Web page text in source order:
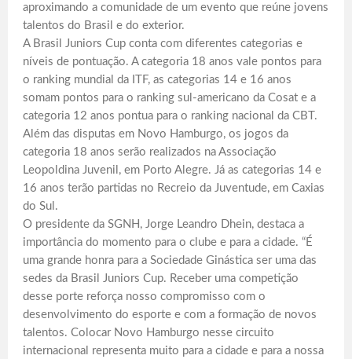
aproximando a comunidade de um evento que reúne jovens
talentos do Brasil e do exterior.
A Brasil Juniors Cup conta com diferentes categorias e
níveis de pontuação. A categoria 18 anos vale pontos para
o ranking mundial da ITF, as categorias 14 e 16 anos
somam pontos para o ranking sul-americano da Cosat e a
categoria 12 anos pontua para o ranking nacional da CBT.
Além das disputas em Novo Hamburgo, os jogos da
categoria 18 anos serão realizados na Associação
Leopoldina Juvenil, em Porto Alegre. Já as categorias 14 e
16 anos terão partidas no Recreio da Juventude, em Caxias
do Sul.
O presidente da SGNH, Jorge Leandro Dhein, destaca a
importância do momento para o clube e para a cidade. “É
uma grande honra para a Sociedade Ginástica ser uma das
sedes da Brasil Juniors Cup. Receber uma competição
desse porte reforça nosso compromisso com o
desenvolvimento do esporte e com a formação de novos
talentos. Colocar Novo Hamburgo nesse circuito
internacional representa muito para a cidade e para a nossa